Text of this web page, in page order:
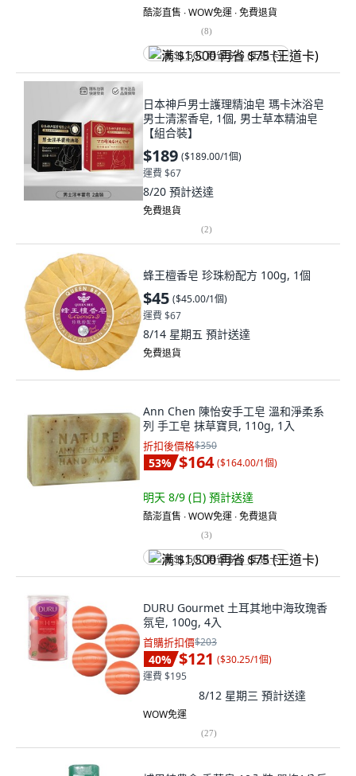
酷澎直售 ∙ WOW免運 ∙ 免費退貨
(8)
满 $1,500 再省 $75 (王道卡)
日本神戶男士護理精油皂 瑪卡沐浴皂
男士清潔香皂, 1個, 男士草本精油皂
【組合裝】
$189 ($189.00/1個)
運費 $67
8/20 預計送達
免費退貨
(2)
蜂王檀香皂 珍珠粉配方 100g, 1個
$45 ($45.00/1個)
運費 $67
8/14 星期五 預計送達
免費退貨
Ann Chen 陳怡安手工皂 溫和淨柔系
列 手工皂 抹草寶貝, 110g, 1入
折扣後價格$350
53% $164 ($164.00/1個)
明天 8/9 (日) 預計送達
酷澎直售 ∙ WOW免運 ∙ 免費退貨
(3)
满 $1,500 再省 $75 (王道卡)
DURU Gourmet 土耳其地中海玫瑰香
氛皂, 100g, 4入
首購折扣價$203
40% $121 ($30.25/1個)
運費 $195
8/12 星期三 預計送達
WOW免運
(27)